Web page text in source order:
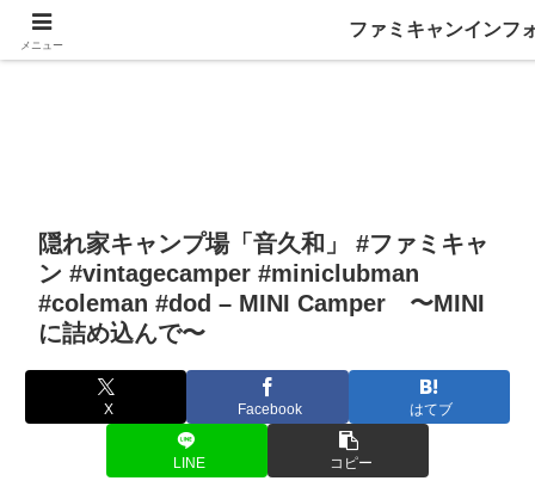
隠れ家キャンプ場「音久和」 #ファミキャ
ン #vintagecamper #miniclubman
#coleman #dod – MINI Camper 〜MINI
に詰め込んで〜
X Facebook はてブ
LINE コピー
メニュー
ファミキャンインフ